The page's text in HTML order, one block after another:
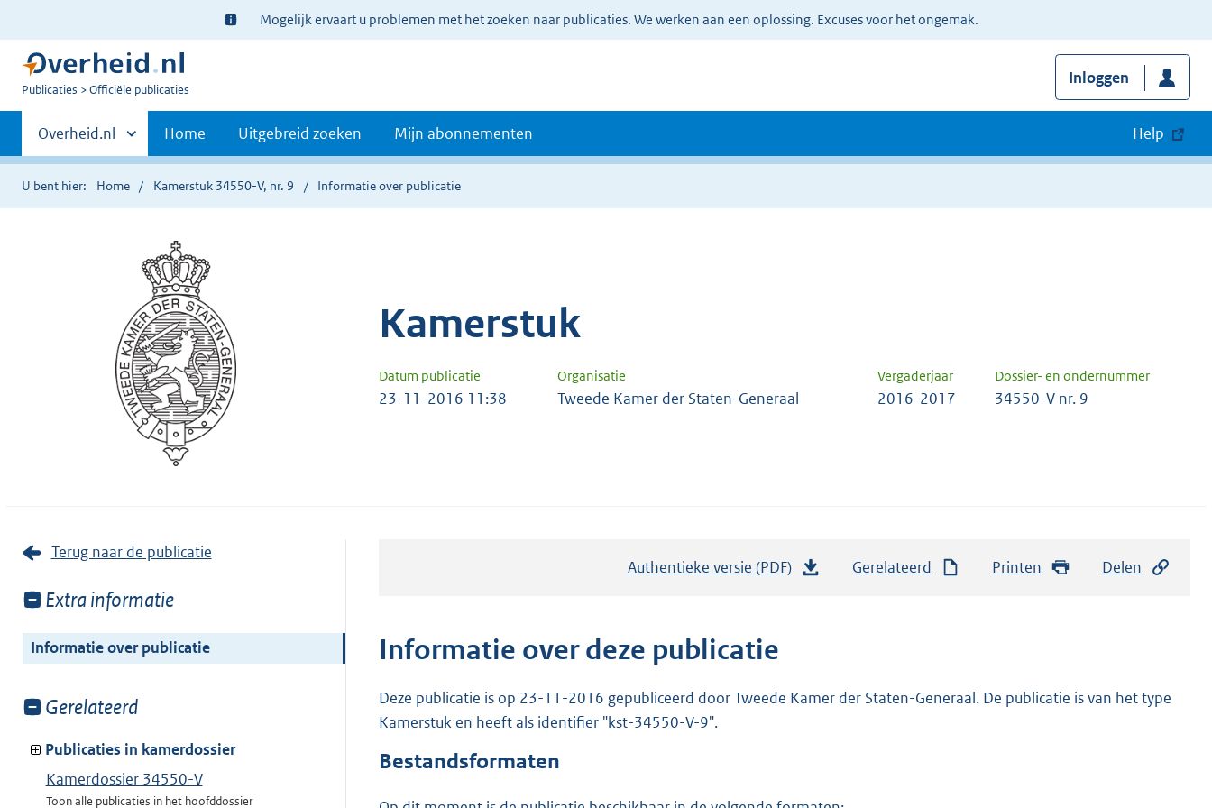
Ter
informatie:
Mogelijk ervaart u problemen met het zoeken naar publicaties. We werken aan een oplossing. Excuses voor het ongemak.
U
Publicaties Officiële publicaties
Inloggen
Primaire
navigatie
Andere
sites
binnen
Overheid.nl Home Uitgebreid zoeken Mijn abonnementen Help
U bent hier: Home Kamerstuk 34550-V, nr. 9 Informatie over publicatie
Kamerstuk
Datum publicatie Organisatie Vergaderjaar Dossier- en ondernummer
23-11-2016 11:38 Tweede Kamer der Staten-Generaal 2016-2017 34550-V nr. 9
Terug naar de publicatie
Toon
van:
Extra informatie
Informatie over publicatie
Toon
van:
Gerelateerd
Publicaties in kamerdossier
Kamerdossier 34550-V
Toon alle publicaties in het hoofddossier
Authentieke versie (PDF)
n
Gerelateerd Printen Delen
Informatie over deze publicatie
Deze publicatie is op 23-11-2016 gepubliceerd door Tweede Kamer der Staten-Generaal. De publicatie is van het type
Kamerstuk en heeft als identifier "kst-34550-V-9".
Bestandsformaten